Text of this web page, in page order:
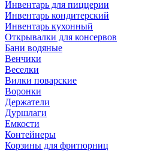
Инвентарь для пиццерии
Инвентарь кондитерский
Инвентарь кухонный
Открывалки для консервов
Бани водяные
Венчики
Веселки
Вилки поварские
Воронки
Держатели
Дуршлаги
Емкости
Контейнеры
Корзины для фритюрниц